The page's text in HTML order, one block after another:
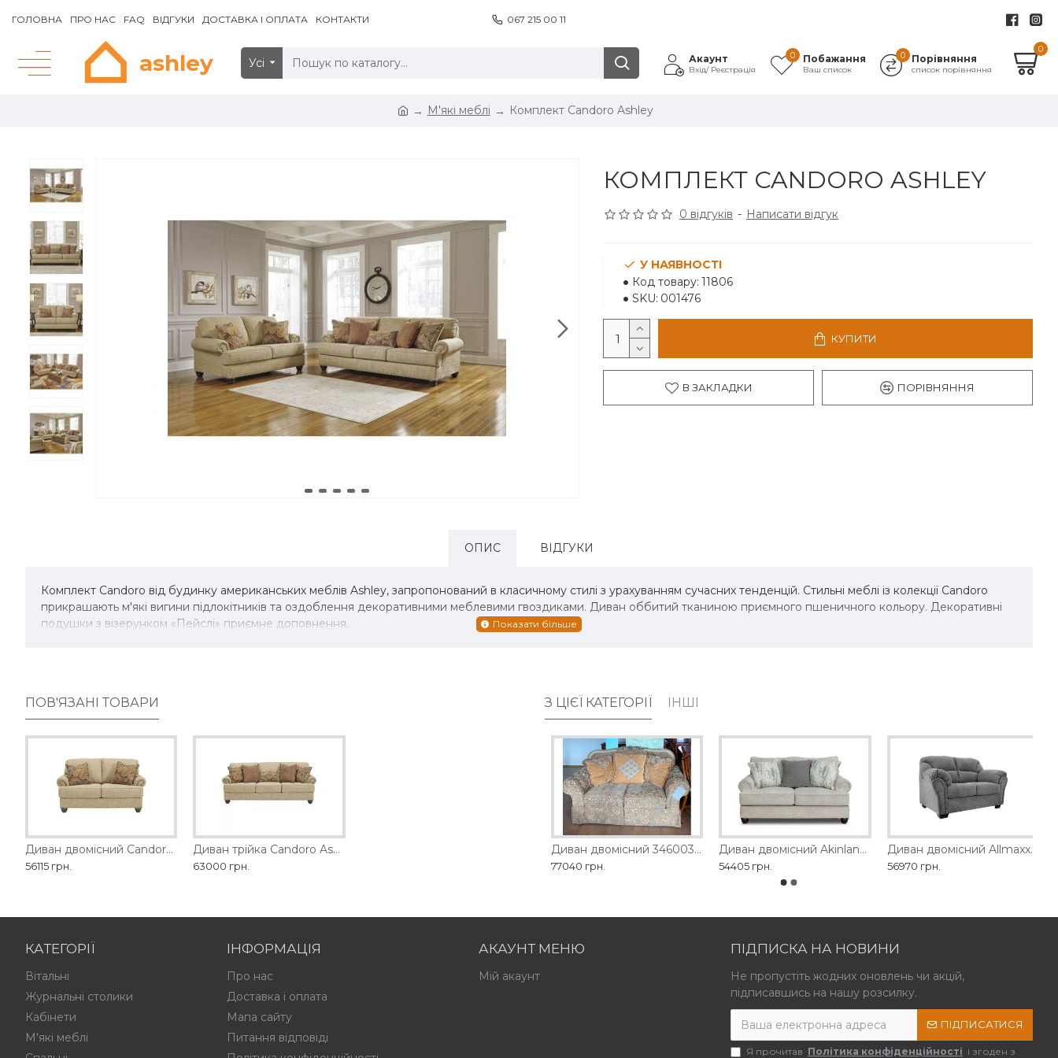
ГОЛОВНА ПРО НАС FAQ ВІДГУКИ ДОСТАВКА І ОПЛАТА КОНТАКТИ 067 215 00 11
ashley Усі Акаунт
Вхід/ Реєстрація
Побажання
Ваш список
0 Порівняння
список порівняння
0
0
М'які меблі Комплект Candoro Ashley
КОМПЛЕКТ CANDORO ASHLEY
0 відгуків - Написати відгук
У НАЯВНОСТІ
Код товару: 11806
SKU: 001476
КУПИТИ
В ЗАКЛАДКИ ПОРІВНЯННЯ
ОПИС ВІДГУКИ
Комплект Candoro від будинку американських меблів Ashley, запропонований в класичному стилі з урахуванням сучасних тенденцій. Стильні меблі із колекції Candoro
прикрашають м'які вигини підлокітників та оздоблення декоративними меблевими гвоздиками. Диван оббитий тканиною приємного пшеничного кольору. Декоративні
подушки з візерунком «Пейслі» приємне доповнення.
ПОВ'ЯЗАНІ ТОВАРИ
Диван двомісний Candoro Ashley
56115 грн.
Диван трійка Candoro Ashley
63000 грн.
З ЦІЄЇ КАТЕГОРІЇ ІНШІ
Диван SEDA MOBILARIO
179370 грн.
Диван двомісний 1428-2D
114840 грн.
Диван двомісний 3460035 Ashley
77040 грн.
Диван двомісний Akinlane Ashley
54405 грн.
Диван двомісний Allmaxx Ashley
56970 грн.
КАТЕГОРІЇ
Вітальні
Журнальні столики
Кабінети
М'які меблі
ІНФОРМАЦІЯ
Про нас
Доставка і оплата
Мапа сайту
Питання відповіді
АКАУНТ МЕНЮ
Мій акаунт
ПІДПИСКА НА НОВИНИ
Не пропустіть жодних оновлень чи акцій,
підписавшись на нашу розсилку.
ПІДПИСАТИСЯ
Я прочитав Політика конфіденційності і згоден з